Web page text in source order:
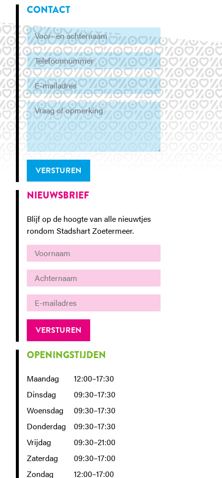
CONTACT
VERSTUREN
NIEUWSBRIEF
Blijf op de hoogte van alle nieuwtjes
rondom Stadshart Zoetermeer.
OPENINGSTIJDEN
Maandag
12:00–17:30
Dinsdag
09:30–17:30
Woensdag
09:30–17:30
Donderdag
09:30–17:30
Vrijdag
09:30–21:00
Zaterdag
09:30–17:00
Zondag
12:00–17:00